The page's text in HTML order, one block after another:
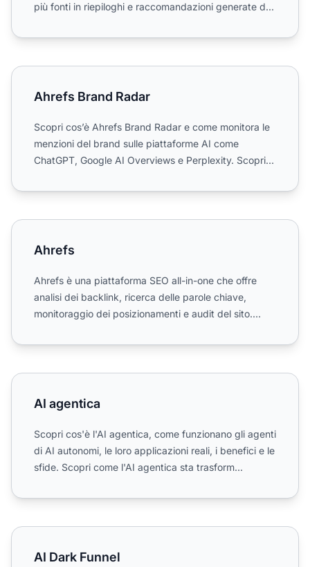
più fonti in riepiloghi e raccomandazioni generate d...
Ahrefs Brand Radar
Ahrefs Brand Radar
Scopri cos’è Ahrefs Brand Radar e come monitora le
menzioni del brand sulle piattaforme AI come
ChatGPT, Google AI Overviews e Perplexity. Scopri le
Ahrefs
Ahrefs
Ahrefs è una piattaforma SEO all-in-one che offre
analisi dei backlink, ricerca delle parole chiave,
monitoraggio dei posizionamenti e audit del sito.
AI agentica
AI agentica
Scopri cos'è l'AI agentica, come funzionano gli agenti
di AI autonomi, le loro applicazioni reali, i benefici e le
sfide. Scopri come l'AI agentica sta trasform...
AI Dark Funnel
AI Dark Funnel